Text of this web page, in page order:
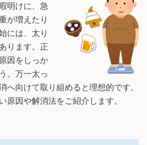
明けに、急
が増えたり
には、太り
ります。正
因をしっか
。万一太っ
へ向けて取り組めると理想的です。
原因や解消法をご紹介します。